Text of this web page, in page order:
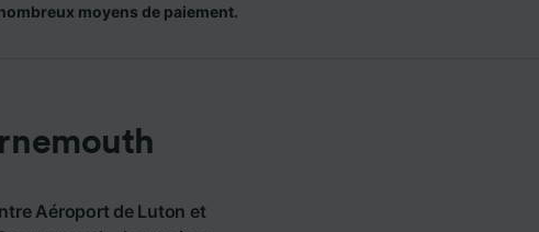
moyens de paiement.
Aéroport de Luton et